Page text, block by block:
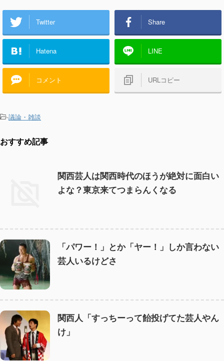
Twitter Share
Hatena LINE
コメント URLコピー
-議論・雑談
おすすめ記事
関西芸人は関西時代のほうが絶対に面白い
よな？東京来てつまらんくなる
「パワー！」とか「ヤー！」しか言わない
芸人いるけどさ
関西人「すっちーって飴投げてた芸人やん
け」